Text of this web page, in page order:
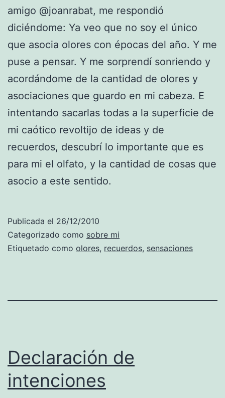
amigo @joanrabat, me respondió
diciéndome: Ya veo que no soy el único
que asocia olores con épocas del año. Y me
puse a pensar. Y me sorprendí sonriendo y
acordándome de la cantidad de olores y
asociaciones que guardo en mi cabeza. E
intentando sacarlas todas a la superficie de
mi caótico revoltijo de ideas y de
recuerdos, descubrí lo importante que es
para mi el olfato, y la cantidad de cosas que
asocio a este sentido.
Publicada el 26/12/2010
Categorizado como sobre mi
Etiquetado como olores, recuerdos, sensaciones
Declaración de
intenciones